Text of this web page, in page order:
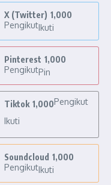
X (Twitter) 1,000
PengikutIkuti
Pinterest 1,000
PengikutPin
Tiktok 1,000Pengikut
Ikuti
Soundcloud 1,000
PengikutIkuti